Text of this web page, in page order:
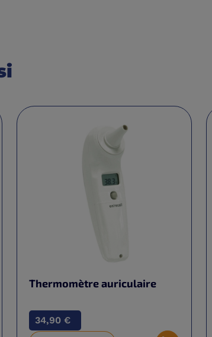
Thermomètre auriculaire
34,90 €